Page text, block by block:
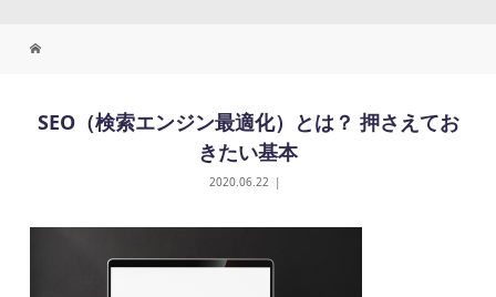
SEO（検索エンジン最適化）とは？ 押さえてお
きたい基本
2020.06.22